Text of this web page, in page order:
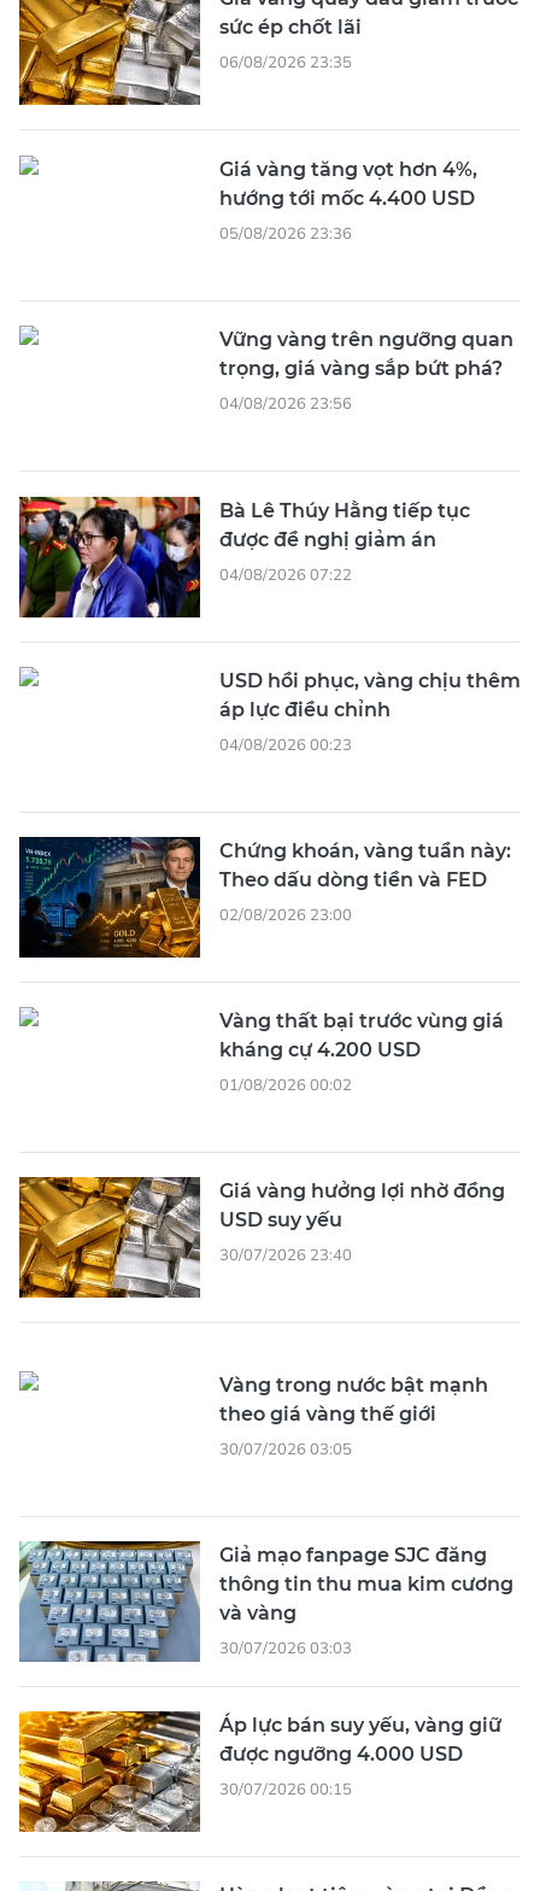
sức ép chốt lãi
06/08/2026 23:35
Giá vàng tăng vọt hơn 4%,
hướng tới mốc 4.400 USD
05/08/2026 23:36
Vững vàng trên ngưỡng quan
trọng, giá vàng sắp bứt phá?
04/08/2026 23:56
Bà Lê Thúy Hằng tiếp tục
được đề nghị giảm án
04/08/2026 07:22
USD hồi phục, vàng chịu thêm
áp lực điều chỉnh
04/08/2026 00:23
Chứng khoán, vàng tuần này:
Theo dấu dòng tiền và FED
02/08/2026 23:00
Vàng thất bại trước vùng giá
kháng cự 4.200 USD
01/08/2026 00:02
Giá vàng hưởng lợi nhờ đồng
USD suy yếu
30/07/2026 23:40
Vàng trong nước bật mạnh
theo giá vàng thế giới
30/07/2026 03:05
Giả mạo fanpage SJC đăng
thông tin thu mua kim cương
và vàng
30/07/2026 03:03
Áp lực bán suy yếu, vàng giữ
được ngưỡng 4.000 USD
30/07/2026 00:15